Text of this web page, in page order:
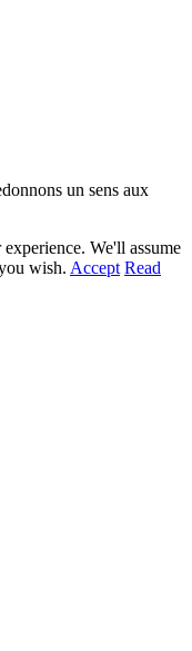
un sens aux
We'll assume
wish. Accept Read